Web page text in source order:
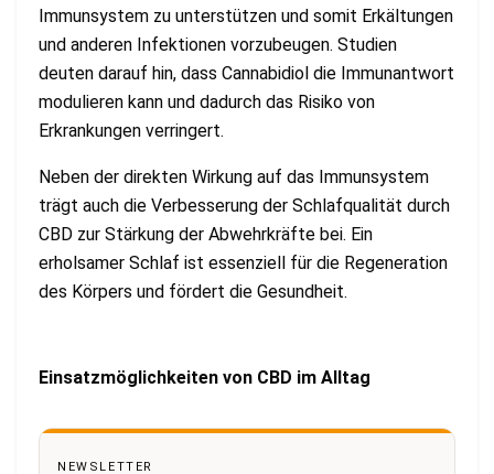
Immunsystem zu unterstützen und somit Erkältungen
und anderen Infektionen vorzubeugen. Studien
deuten darauf hin, dass Cannabidiol die Immunantwort
modulieren kann und dadurch das Risiko von
Erkrankungen verringert.
Neben der direkten Wirkung auf das Immunsystem
trägt auch die Verbesserung der Schlafqualität durch
CBD zur Stärkung der Abwehrkräfte bei. Ein
erholsamer Schlaf ist essenziell für die Regeneration
des Körpers und fördert die Gesundheit.
Einsatzmöglichkeiten von CBD im Alltag
NEWSLETTER